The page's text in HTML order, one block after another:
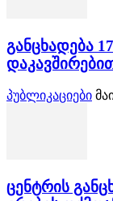
განცხადება
პუბლიკაციები
ცენტრის